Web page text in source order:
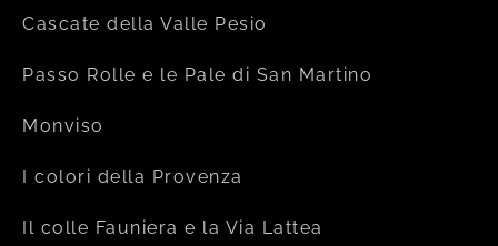
Cascate della Valle Pesio
Passo Rolle e le Pale di San Martino
Monviso
I colori della Provenza
Il colle Fauniera e la Via Lattea